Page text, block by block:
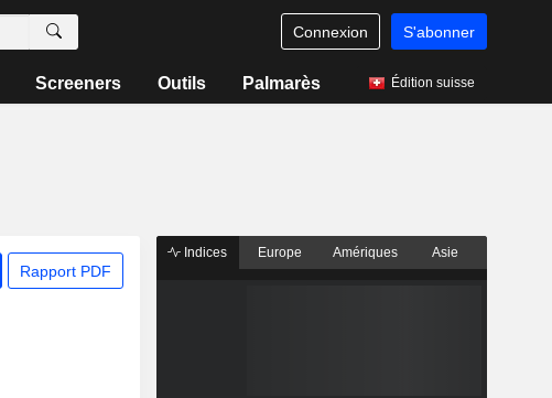
Connexion S'abonner
Screeners Outils Palmarès Édition suisse
Rapport PDF
Indices Europe Amériques Asie